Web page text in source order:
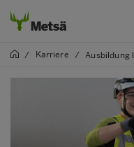
/ Karriere / Ausbildung